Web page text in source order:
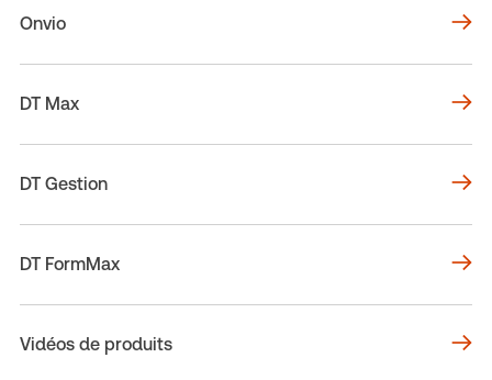
Onvio
DT Max
DT Gestion
DT FormMax
Vidéos de produits